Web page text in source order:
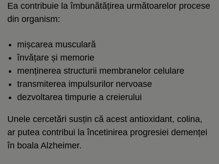
Ea contribuie la îmbunătățirea următoarelor procese
din organism:
mișcarea musculară
învățare și memorie
menținerea structurii membranelor celulare
transmiterea impulsurilor nervoase
dezvoltarea timpurie a creierului
Unele cercetări susțin că acest antioxidant, colina,
ar putea contribui la încetinirea progresiei demenței
în boala Alzheimer.